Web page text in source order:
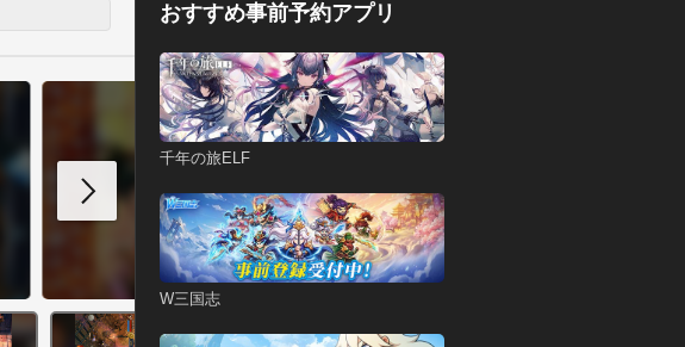
おすすめ事前予約アプリ
千年の旅ELF
W三国志